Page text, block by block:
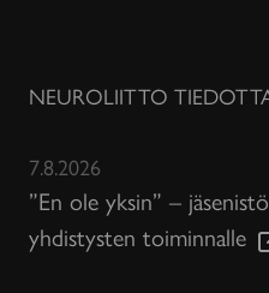
NEUROLIITTO
7.8.2026
”En ole yksin” –
yhdistysten toiminnalle